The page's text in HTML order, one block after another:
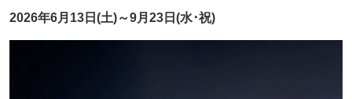
2026年6月13日(土)～9月23日(水･祝)